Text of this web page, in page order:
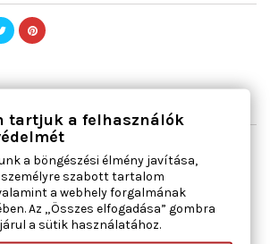
MIHEZ JÓ
tartjuk a felhasználók
a böngészési élmény javítása,
személyre szabott tartalom
a webhely forgalmának
Az „Összes elfogadása” gombra
a sütik használatához.